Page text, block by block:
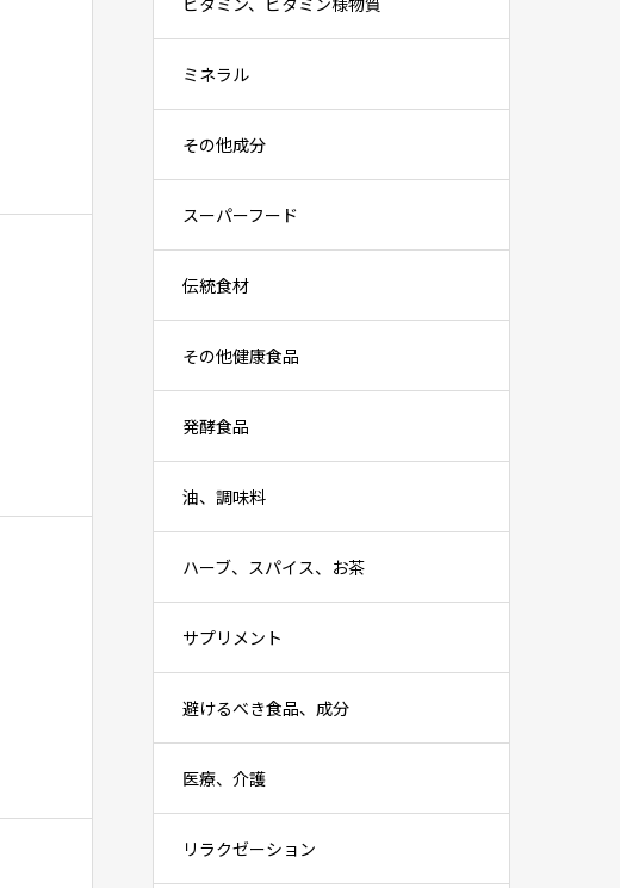
ビタミン、ビタミン様物質
ミネラル
その他成分
スーパーフード
伝統食材
その他健康食品
発酵食品
油、調味料
ハーブ、スパイス、お茶
サプリメント
避けるべき食品、成分
医療、介護
リラクゼーション